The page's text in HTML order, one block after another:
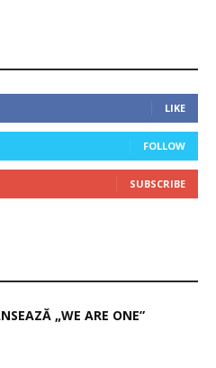
LIKE
FOLLOW
SUBSCRIBE
„WE ARE ONE”